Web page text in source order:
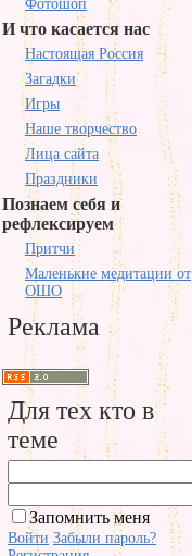
Фотошоп
И что касается нас
Настоящая Россия
Загадки
Игры
Наше творчество
Лица сайта
Праздники
Познаем себя и
рефлексируем
Притчи
Маленькие медитации от
ОШО
Реклама
Для тех кто в
теме
Запомнить меня
Войти Забыли пароль?